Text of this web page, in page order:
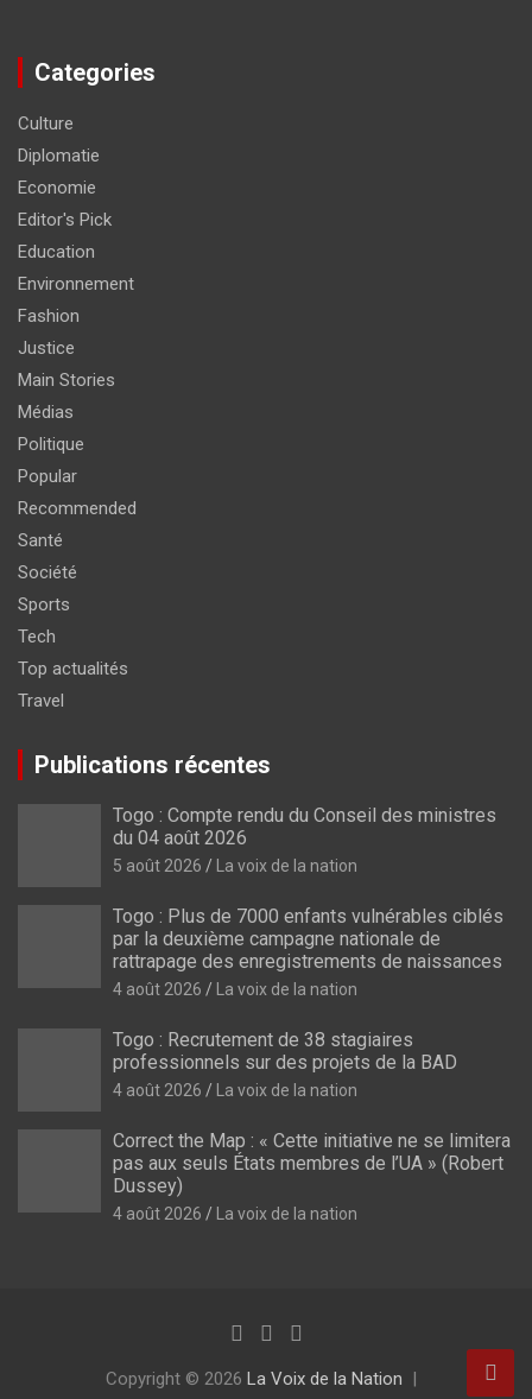
Categories
Culture
Diplomatie
Economie
Editor's Pick
Education
Environnement
Fashion
Justice
Main Stories
Médias
Politique
Popular
Recommended
Santé
Société
Sports
Tech
Top actualités
Travel
Publications récentes
Togo : Compte rendu du Conseil des ministres
du 04 août 2026
5 août 2026 La voix de la nation
Togo : Plus de 7000 enfants vulnérables ciblés
par la deuxième campagne nationale de
rattrapage des enregistrements de naissances
4 août 2026 La voix de la nation
Togo : Recrutement de 38 stagiaires
professionnels sur des projets de la BAD
4 août 2026 La voix de la nation
Correct the Map : « Cette initiative ne se limitera
pas aux seuls États membres de l’UA » (Robert
Dussey)
4 août 2026 La voix de la nation
Copyright © 2026 La Voix de la Nation